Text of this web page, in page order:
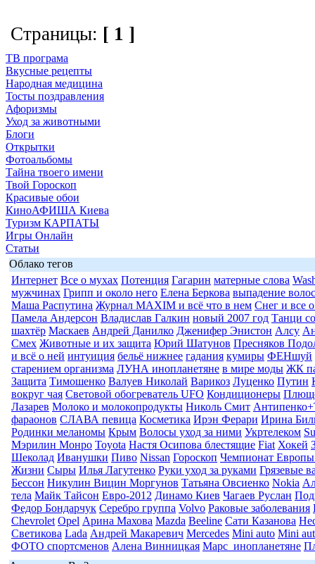
Страницы: [ 1 ]
ТВ програма
Вкусные рецепты
Народная медицина
Тосты поздравления
Афоризмы
Уход за животными
Блоги
Открытки
Фотоальбомы
Тайна твоего имени
Твой Гороскоп
Красивые обои
КиноАФИША Киева
Туризм КАРПАТЫ
Игры Онлайн
Статьи
Облако тегов
Интернет Все о мухах Потенция Гагарин матерные слова
мужчинах Грипп и около него Елена Беркова выпадение волос
Маша Распутина Журнал MAXIM и всё что в нем Снег и все
Памела Андерсон Владислав Галкин новый 2007 год Танци
шахтёр Маскаев Андрей Данилко Дженифер Энистон Алсу
Смех Животные и их защита Юрий Шатунов Пресняков
и всё о ней интуиция бельё нижнее гадания кумиры ФЕНшуй
старением организма ЛУНА инопланетяне в мире моды ЖК
Защита Тимошенко Валуев Николай Варикоз Луценко Путин
вокруг чая Световой обогреватель UFO Кондиционеры
Лазарев Молоко и молокопродукты Николь Смит
фараонов СЛАВА певица Косметика Ирэн Ферари Ирина
Родинки меланомы Крым Волосы уход за ними Укртелеком
Мэрилин Монро Toyota Настя Осипова блестящие Fiat Хокей
Шеколад Иванушки Пиво Nissan Гороскоп Чемпионат
Жизни Сыры Илья Лагутенко Руки уход за руками Грязевые
Бессон Никулин Вицин Моргунов Татьяна Овсиенко Nokia
тела Майк Тайсон Евро-2012 Динамо Киев Чагаев Руслан
Федор Бондарчук Серебро группа Volvo Раковые заболевания
Chevrolet Opel Арина Махова Mazda Beeline Сати Казанова
Светикова Lada Андрей Макаревич Mercedes Mini auto Mini
ФОТО спортсменов Алена Винницкая Марс_инопланетяне